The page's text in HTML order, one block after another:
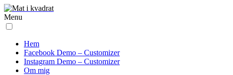
Menu
Hem
Facebook Demo – Customizer
Instagram Demo – Customizer
Om mig